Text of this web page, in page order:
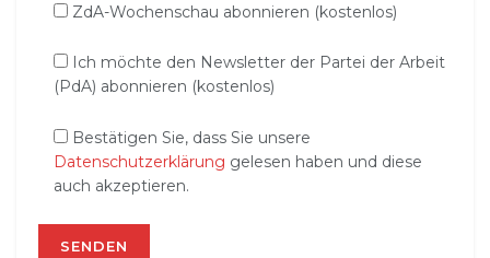
ZdA-Wochenschau abonnieren (kostenlos)
Ich möchte den Newsletter der Partei der Arbeit
(PdA) abonnieren (kostenlos)
Bestätigen Sie, dass Sie unsere
Datenschutzerklärung gelesen haben und diese
auch akzeptieren.